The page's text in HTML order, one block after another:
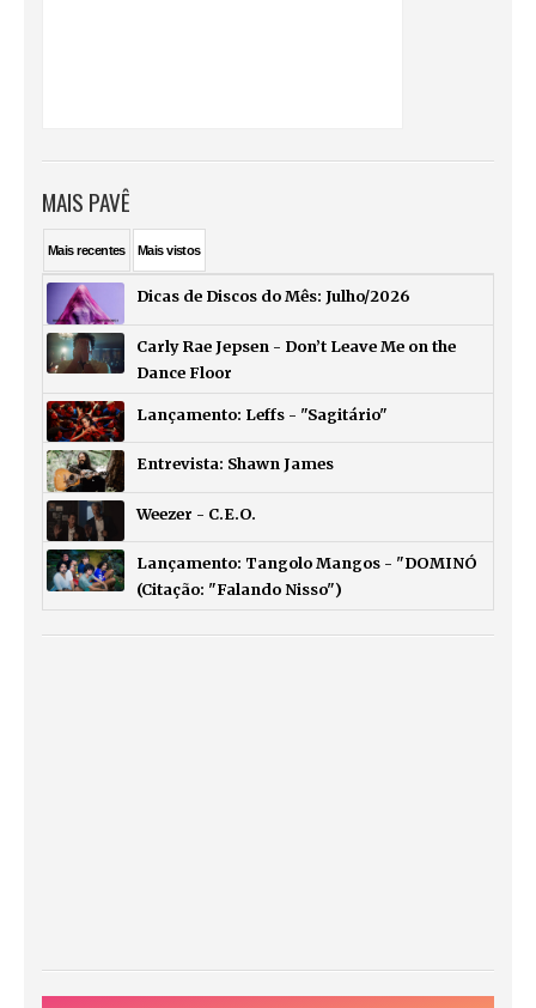
MAIS PAVÊ
Maisrecentes Maisvistos
Dicas de Discos do Mês: Julho/2026
Carly Rae Jepsen - Don’t Leave Me on the
Dance Floor
Lançamento: Leffs - "Sagitário"
Entrevista: Shawn James
Weezer - C.E.O.
Lançamento: Tangolo Mangos - "DOMINÓ
(Citação: "Falando Nisso")